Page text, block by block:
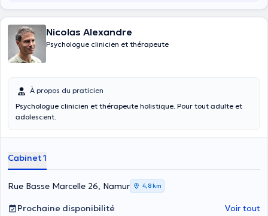
d’accomplissement, de créativité, d’harmonie avec les autres, de
paix intérieure, de recherche de bonheur, d’authenticité et de
réalisation dans mes actions professionnelles.
Nicolas Alexandre
Psychologue clinicien et thérapeute
À propos du praticien
Psychologue clinicien et thérapeute holistique. Pour tout adulte et
adolescent.
Cabinet 1
Rue Basse Marcelle 26, Namur 4,8 km
Prochaine disponibilité Voir tout